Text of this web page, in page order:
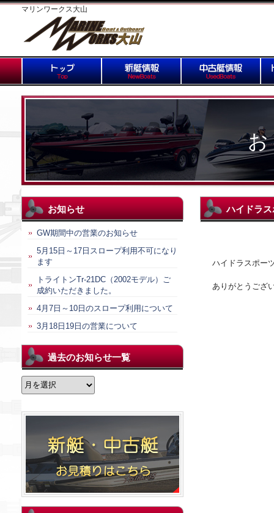
マリンワークス大山
ハイドラ
ハイドラスポー
ありがとうござ
お知らせ
GW期間中の営業のお知らせ
5月15日～17日スロープ利用不可になり
ます
トライトンTr-21DC（2002モデル）ご
成約いただきました。
4月7日～10日のスロープ利用について
3月18日19日の営業について
過去のお知らせ一覧
過
去
お
一
覧